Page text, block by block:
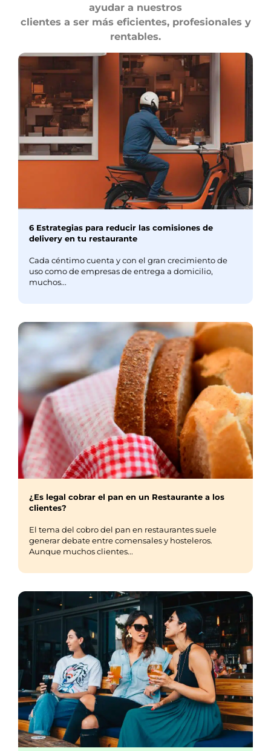
ayudar a nuestros
clientes a ser más eficientes, profesionales y
rentables.
6 Estrategias para reducir las comisiones de
delivery en tu restaurante
Cada céntimo cuenta y con el gran crecimiento de
uso como de empresas de entrega a domicilio,
muchos...
¿Es legal cobrar el pan en un Restaurante a los
clientes?
El tema del cobro del pan en restaurantes suele
generar debate entre comensales y hosteleros.
Aunque muchos clientes...